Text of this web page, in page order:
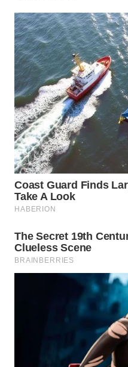
WAHANA
NEWS
WAHANA
TANI
WAHANA
ADVOKAT
WAHANA
INFRASTRUKTUR
WAHANA
KONSUMEN
WAHANA
LISTRIK